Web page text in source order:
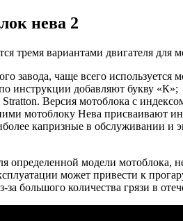
нева 2
тремя вариантами двигателя для
завода, чаще всего
инструкции добавляют букву «К»;
Версия мотоблока с
мотоблоку Нева присваивают
капризные в обслуживании и
определенной модели
может привести к
большого количества грязи в